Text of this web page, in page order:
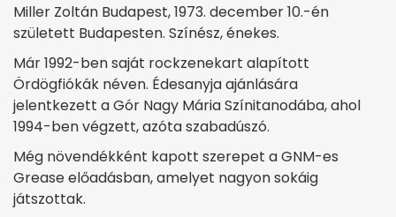
Miller Zoltán Budapest, 1973. december 10.-én
született Budapesten. Színész, énekes.
Már 1992-ben saját rockzenekart alapított
Ördögfiókák néven. Édesanyja ajánlására
jelentkezett a Gór Nagy Mária Színitanodába, ahol
1994-ben végzett, azóta szabadúszó.
Még növendékként kapott szerepet a GNM-es
Grease előadásban, amelyet nagyon sokáig
játszottak.